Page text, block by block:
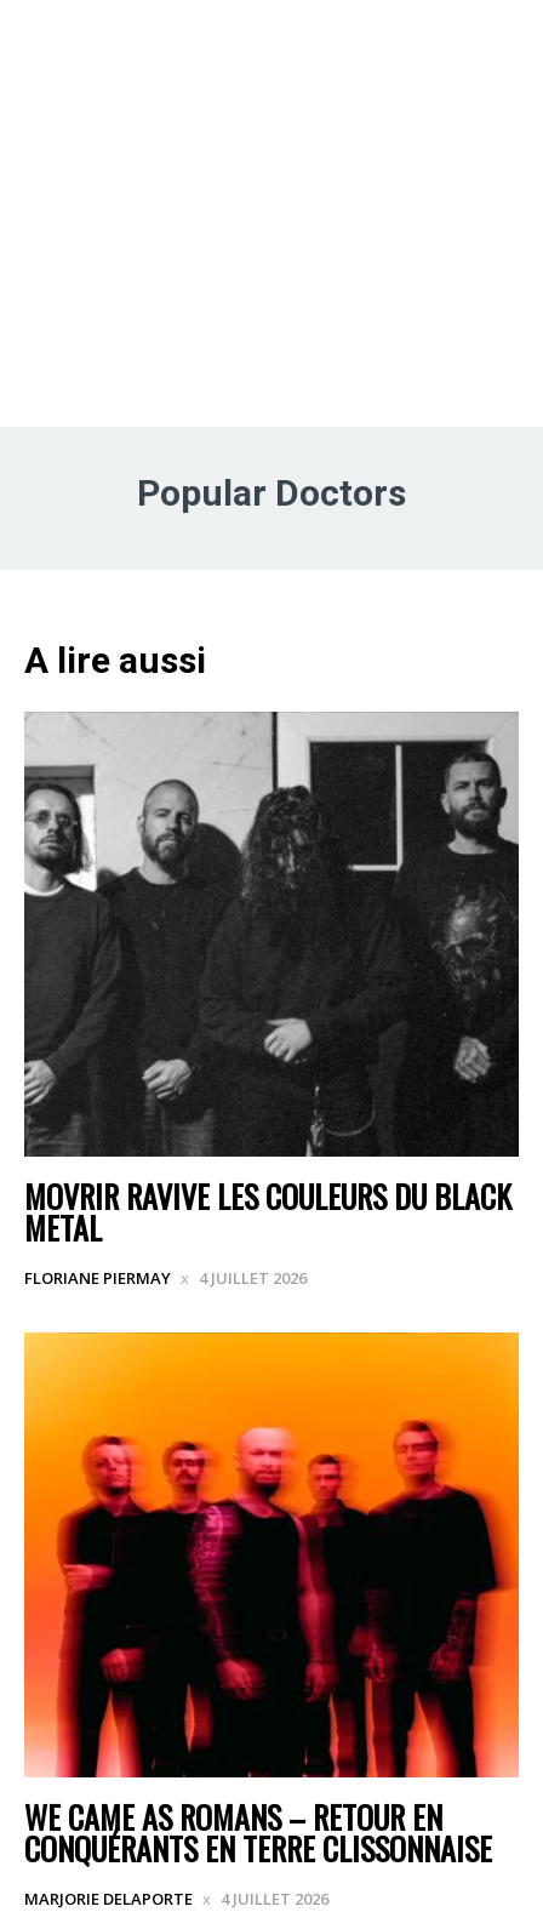
Popular Doctors
A lire aussi
MOVRIR RAVIVE LES COULEURS DU BLACK
METAL
FLORIANE PIERMAY 4 JUILLET 2026
WE CAME AS ROMANS – RETOUR EN
CONQUÉRANTS EN TERRE CLISSONNAISE
MARJORIE DELAPORTE 4 JUILLET 2026